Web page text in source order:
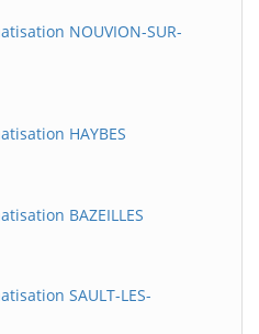
NOUVION-SUR-
HAYBES
BAZEILLES
SAULT-LES-